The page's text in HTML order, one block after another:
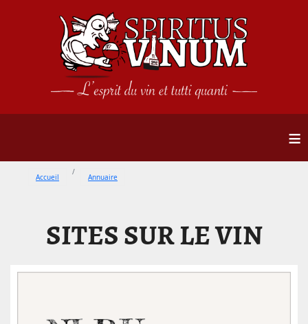
≡
Accueil Annuaire
SITES SUR LE VIN